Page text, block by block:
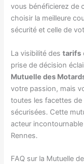
vous bénéficierez de
choisir la meilleure
sécurité et celle de
La visibilité destarifs
prise de décision
Mutuelle des
votre passion, mais
toutes les facettes
sécurisées. Cette
acteur
Rennes.
FAQ sur la Mutuelle